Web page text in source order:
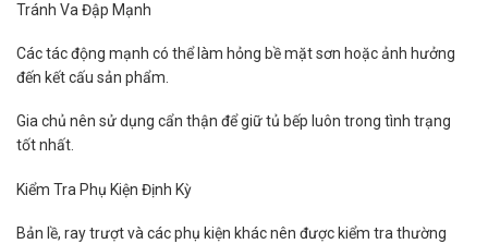
Tránh Va Đập Mạnh
Các tác động mạnh có thể làm hỏng bề mặt sơn hoặc ảnh hưởng
đến kết cấu sản phẩm.
Gia chủ nên sử dụng cẩn thận để giữ tủ bếp luôn trong tình trạng
tốt nhất.
Kiểm Tra Phụ Kiện Định Kỳ
Bản lề, ray trượt và các phụ kiện khác nên được kiểm tra thường